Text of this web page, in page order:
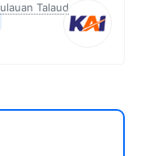
Talaud